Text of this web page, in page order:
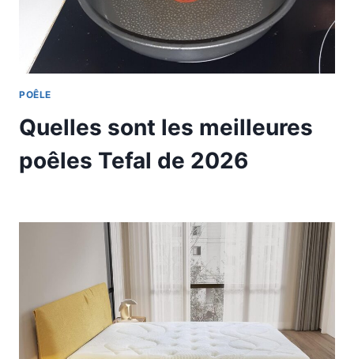
POÊLE
Quelles sont les meilleures
poêles Tefal de 2026